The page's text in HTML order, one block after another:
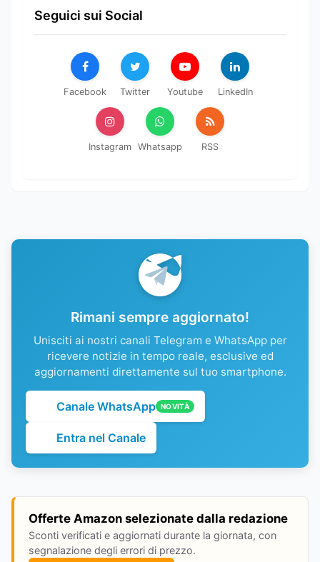
Seguici sui Social
Facebook Twitter Youtube LinkedIn
Instagram Whatsapp RSS
Rimani sempre aggiornato!
Unisciti ai nostri canali Telegram e WhatsApp per
ricevere notizie in tempo reale, esclusive ed
aggiornamenti direttamente sul tuo smartphone.
Canale WhatsApp NOVITÀ
Entra nel Canale
Offerte Amazon selezionate dalla redazione
Sconti verificati e aggiornati durante la giornata, con
segnalazione degli errori di prezzo.